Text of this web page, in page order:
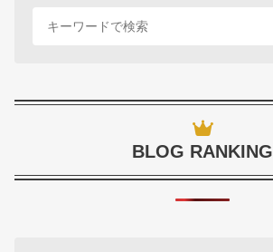
BLOG RANKING